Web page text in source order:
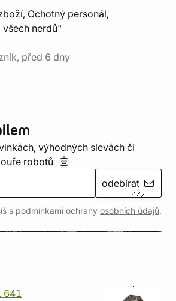
Ochotný personál,
všech nerdů"
před 6 dny
výhodných slevách či
robotů
odebírat
s podmínkami ochrany osobních údajů.
641